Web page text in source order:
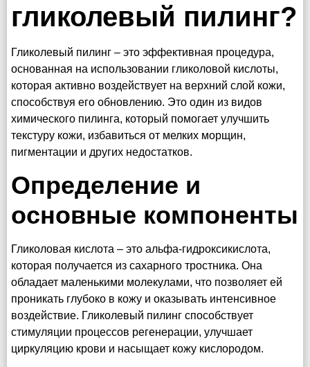
гликолевый пилинг?
Гликолевый пилинг – это эффективная процедура,
основанная на использовании гликоловой кислоты,
которая активно воздействует на верхний слой кожи,
способствуя его обновлению. Это один из видов
химического пилинга, который помогает улучшить
текстуру кожи, избавиться от мелких морщин,
пигментации и других недостатков.
Определение и
основные компоненты
Гликоловая кислота – это альфа-гидроксикислота,
которая получается из сахарного тростника. Она
обладает маленькими молекулами, что позволяет ей
проникать глубоко в кожу и оказывать интенсивное
воздействие. Гликолевый пилинг способствует
стимуляции процессов регенерации, улучшает
циркуляцию крови и насыщает кожу кислородом.